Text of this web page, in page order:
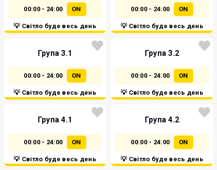
00:00 - 24:00 ON
💡 Світло буде весь день
00:00 - 24:00 ON
💡 Світло буде весь день
Група 3.1
00:00 - 24:00 ON
💡 Світло буде весь день
Група 3.2
00:00 - 24:00 ON
💡 Світло буде весь день
Група 4.1
00:00 - 24:00 ON
💡 Світло буде весь день
Група 4.2
00:00 - 24:00 ON
💡 Світло буде весь день